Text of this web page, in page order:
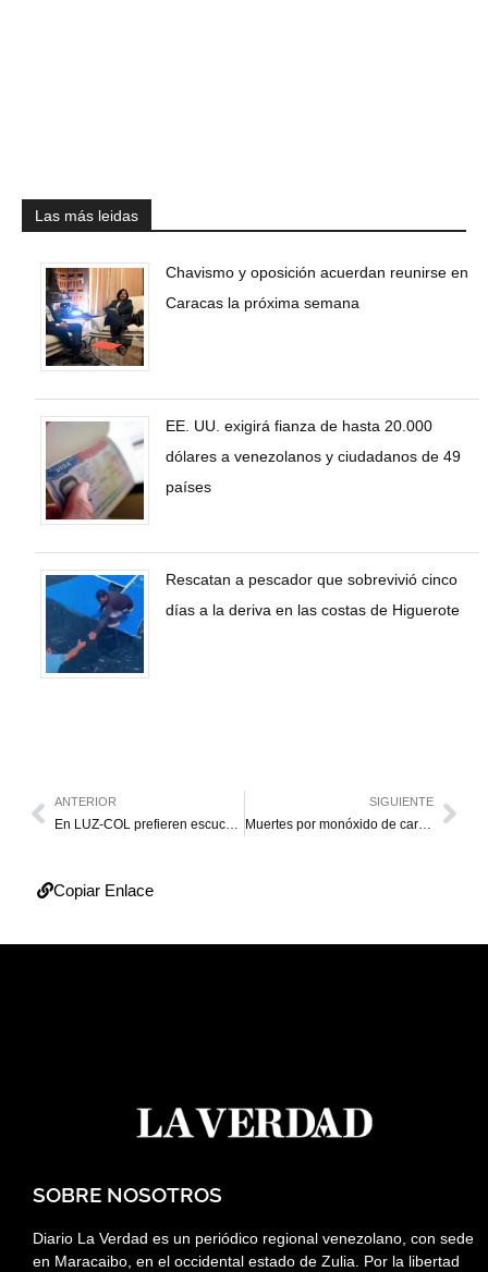
Las más leidas
Chavismo y oposición acuerdan reunirse en
Caracas la próxima semana
EE. UU. exigirá fianza de hasta 20.000
dólares a venezolanos y ciudadanos de 49
países
Rescatan a pescador que sobrevivió cinco
días a la deriva en las costas de Higuerote
ANTERIOR
En LUZ-COL prefieren escuchar clases en la calle
SIGUIENTE
Muertes por monóxido de carbono alarman al cuerpo de bomberos
Copiar Enlace
SOBRE NOSOTROS
Diario La Verdad es un periódico regional venezolano, con sede
en Maracaibo, en el occidental estado de Zulia. Por la libertad